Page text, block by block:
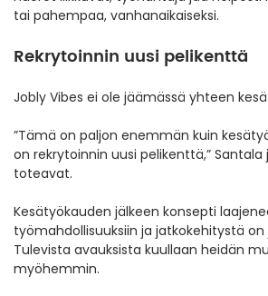
tai pahempaa, vanhanaikaiseksi.
Rekrytoinnin uusi pelikenttä
Jobly Vibes ei ole jäämässä yhteen
”Tämä on paljon enemmän kuin
on rekrytoinnin uusi pelikenttä,” Santala
toteavat.
Kesätyökauden jälkeen konsepti
työmahdollisuuksiin ja jatkokehitystä on
Tulevista avauksista kuullaan heidän
myöhemmin.